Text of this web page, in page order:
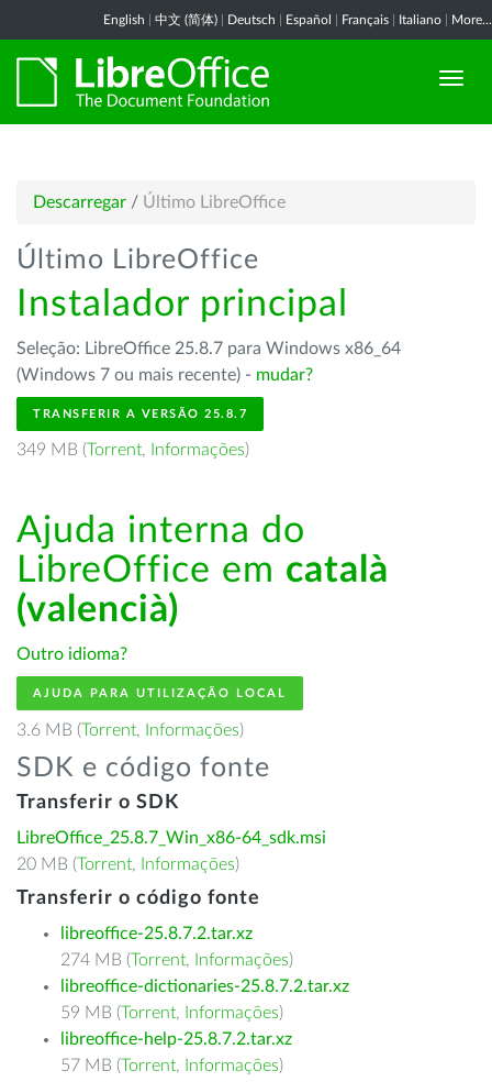
English 中文 (简体) Deutsch Español Français Italiano More...
Descarregar / Último LibreOffice
Último LibreOffice
Instalador principal
Seleção: LibreOffice 25.8.7 para Windows x86_64
(Windows 7 ou mais recente) - mudar?
TRANSFERIR A VERSÃO 25.8.7
349 MB (Torrent, Informações)
Ajuda interna do
LibreOffice em català
(valencià)
Outro idioma?
AJUDA PARA UTILIZAÇÃO LOCAL
3.6 MB (Torrent, Informações)
SDK e código fonte
Transferir o SDK
LibreOffice_25.8.7_Win_x86-64_sdk.msi
20 MB (Torrent, Informações)
Transferir o código fonte
libreoffice-25.8.7.2.tar.xz
274 MB (Torrent, Informações)
libreoffice-dictionaries-25.8.7.2.tar.xz
59 MB (Torrent, Informações)
libreoffice-help-25.8.7.2.tar.xz
57 MB (Torrent, Informações)